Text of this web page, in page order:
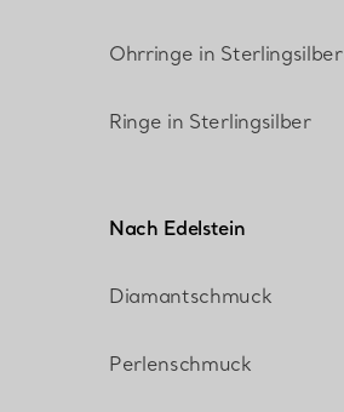
Ohrringe in Sterlingsilber
Ringe in Sterlingsilber
Nach Edelstein
Diamantschmuck
Perlenschmuck